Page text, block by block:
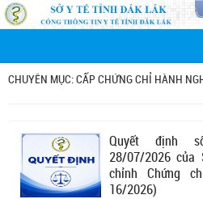
CHUYÊN MỤC: CẤP CHỨNG CHỈ HÀNH
Quyết định
28/07/2026 của
chỉnh Chứng
16/2026)